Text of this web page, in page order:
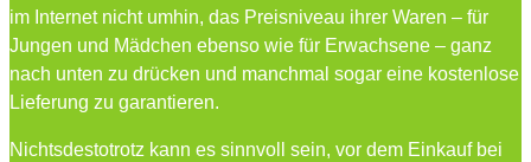
im Internet nicht umhin, das Preisniveau ihrer Waren – für
Jungen und Mädchen ebenso wie für Erwachsene – ganz
nach unten zu drücken und manchmal sogar eine kostenlose
Lieferung zu garantieren.
Nichtsdestotrotz kann es sinnvoll sein, vor dem Einkauf bei